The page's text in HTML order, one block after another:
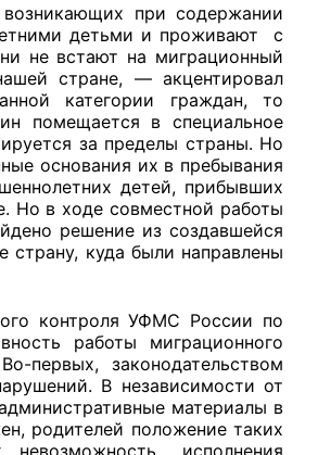
при содержании
детьми и проживают с
не встают на миграционный
стране, — акцентировал
категории граждан, то
помещается в специальное
за пределы страны. Но
основания их в пребывания
детей, прибывших
Но в ходе совместной работы
решение из создавшейся
куда были направлены
контроля УФМС России по
работы миграционного
первых, законодательством
В независимости от
материалы в
родителей положение таких
невозможность исполнения